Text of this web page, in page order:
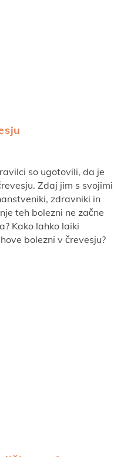
so ugotovili, da je
Zdaj jim s svojimi
zdravniki in
teh bolezni ne začne
Kako lahko laiki
bolezni v črevesju?